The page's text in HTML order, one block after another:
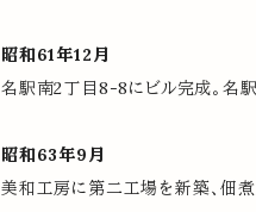
昭和61年12月
名駅南2丁目8-8にビル完成。名駅
昭和63年9月
美和工房に第二工場を新築、佃